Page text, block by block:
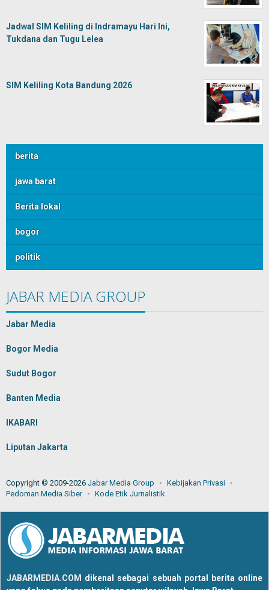
Jadwal SIM Keliling di Indramayu Hari Ini,
Tukdana dan Tugu Lelea
SIM Keliling Kota Bandung 2026
berita
jawa barat
Berita lokal
bogor
politik
JABAR MEDIA GROUP
Jabar Media
Bogor Media
Sudut Bogor
Banten Media
IKABARI
Liputan Jakarta
Copyright © 2009-2026 Jabar Media Group
Kebijakan Privasi
Pedoman Media Siber
Kode Etik Jurnalistik
JABARMEDIA.COM dikenal sebagai sebuah portal berita online